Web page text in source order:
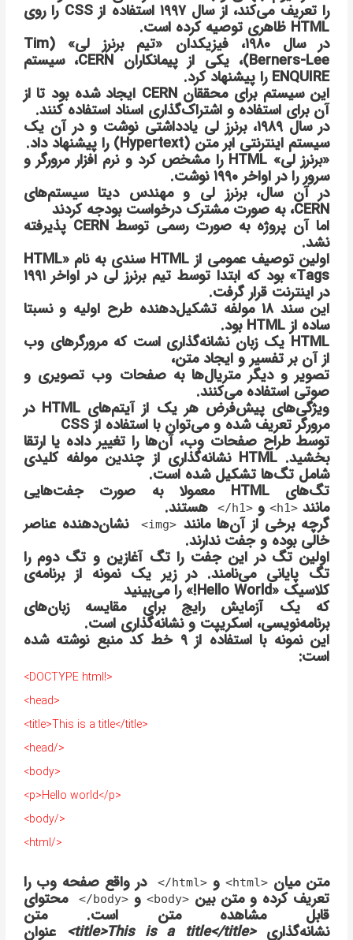
را تعریف می‌کند، از سال ۱۹۹۷ استفاده از CSS را روی
HTML ظاهری توصیه کرده است.
در سال ۱۹۸۰، فیزیکدان «تیم برنرز لی» (Tim
Berners-Lee)، یکی از پیمانکاران CERN، سیستم
ENQUIRE را پیشنهاد کرد.
این سیستم برای محققان CERN ایجاد شده بود تا از
آن برای استفاده و اشتراک‌گذاری اسناد استفاده کنند.
در سال ۱۹۸۹، برنرز لی یادداشتی نوشت و در آن یک
سیستم اینترنتی ابر متن (Hypertext) را پیشنهاد داد.
«برنرز لی» HTML را مشخص کرد و نرم افزار مرورگر و
سرور را در اواخر ۱۹۹۰ نوشت.
در آن سال، برنرز لی و مهندس دیتا سیستم‌های
CERN، به صورت مشترک درخواست بودجه کردند
اما آن پروژه به صورت رسمی توسط CERN پذیرفته
نشد.
اولین توصیف عمومی از HTML سندی به نام «HTML
Tags» بود که ابتدا توسط تیم برنرز لی در اواخر ۱۹۹۱
در اینترنت قرار گرفت.
این سند ۱۸ مولفه تشکیل‌دهنده طرح اولیه و نسبتا
ساده از HTML بود.
HTML یک زبان نشانه‌گذاری است که مرورگرهای وب
از آن بر تفسیر و ایجاد متن،
تصویر و دیگر متریال‌ها به صفحات وب تصویری و
صوتی استفاده می‌کنند.
ویژگی‌های پیش‌فرض هر یک از آیتم‌های HTML در
مرورگر تعریف شده و می‌توان با استفاده از CSS
توسط طراح صفحات وب، آن‌ها را تغییر داده یا ارتقا
بخشید. HTML نشانه‌گذاری از چندین مولفه کلیدی
شامل تگ‌ها تشکیل شده‌ است.
تگ‌های HTML معمولا به صورت جفت‌هایی
مانند <h1> و <h1/> هستند.
گرچه برخی از‌ آن‌ها مانند <img> نشان‌دهنده عناصر
خالی بوده و جفت ندارند.
اولین تگ در این جفت را تگ آغازین و تگ دوم را
تگ پایانی می‌نامند. در زیر یک نمونه از برنامه‌ی
کلاسیک «Hello World!» را می‌بینید
که یک آزمایش رایج برای مقایسه زبان‌های
برنامه‌نویسی، اسکریپت و نشانه‌گذاری است.
این نمونه با استفاده از ۹ خط کد منبع نوشته شده
است:
<!DOCTYPE html>
<head>
<title>This is a title</title>
</head>
<body>
<p>Hello world</p>
</body>
</html>
متن میان <html> و <html/> در واقع صفحه وب را
تعریف کرده و متن بین<body> و<body/> محتوای
قابل مشاهده متن است. متن
نشانه‌گذاری<title>This is a title</title> عنوان